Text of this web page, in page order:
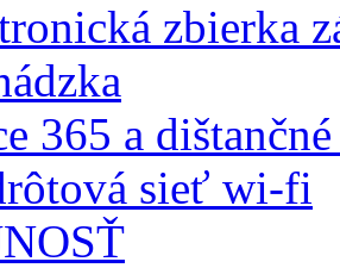
zbierka
365 a
sieť wi-fi